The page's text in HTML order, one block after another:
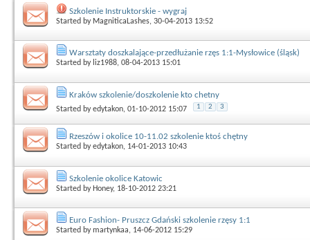
Szkolenie Instruktorskie - wygraj
Started by MagniticaLashes, 30-04-2013 13:52
Warsztaty doszkalające-przedłużanie rzęs 1:1-Mysłowice (śląsk)
Started byliz1988, 08-04-2013 15:01
Kraków szkolenie/doszkolenie kto chetny
Started byedytakon, 01-10-2012 15:07 1 2 3
Rzeszów i okolice 10-11.02 szkolenie ktoś chętny
Started byedytakon, 14-01-2013 10:43
Szkolenie okolice Katowic
Started by Honey, 18-10-2012 23:21
Euro Fashion- Pruszcz Gdański szkolenie rzęsy 1:1
Started bymartynkaa, 14-06-2012 15:29